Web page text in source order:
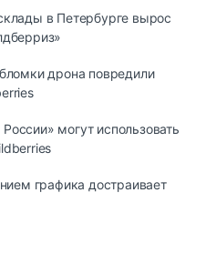
в Петербурге вырос
дрона повредили
могут использовать
графика достраивает